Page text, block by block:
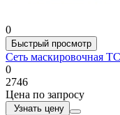
0
Быстрый просмотр
Сеть маскировочная
0
2746
Цена по запросу
Узнать цену